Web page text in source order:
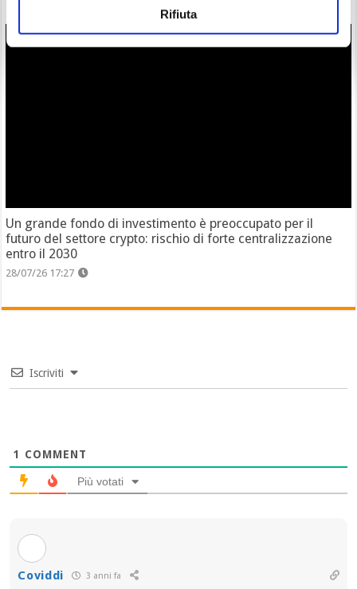
Rifiuta
Un grande fondo di investimento è preoccupato per il
futuro del settore crypto: rischio di forte centralizzazione
entro il 2030
28/07/26 17:27
Iscriviti
1 COMMENT
Più votati
Coviddi 3 anni fa